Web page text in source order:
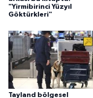
"Yirmibirinci Yüzyıl
Göktürkleri"
Tayland bölgesel